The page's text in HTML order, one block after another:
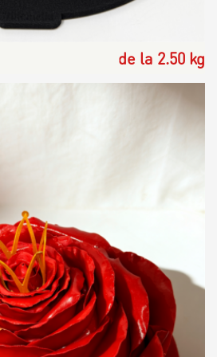
de la 2.50 kg